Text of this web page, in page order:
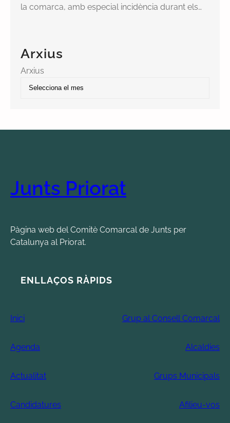
la comarca, amb especial incidència durant els…
Arxius
Arxius
Junts Priorat
Pàgina web del Comitè Comarcal de Junts per
Catalunya al Priorat.
ENLLAÇOS RÀPIDS
Inici Grup al Consell Comarcal
Agenda Alcaldies
Actualitat Grups Municipals
Candidatures Afilieu-vos